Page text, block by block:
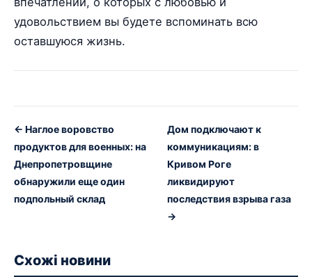
удовольствием вы будете вспоминать всю
оставшуюся жизнь.
← Наглое воровство
продуктов для военных: на
Днепропетровщине
обнаружили еще один
подпольный склад
Дом подключают к
коммуникациям: в
Кривом Роге
ликвидируют
последствия взрыва газа
→
Схожі новини